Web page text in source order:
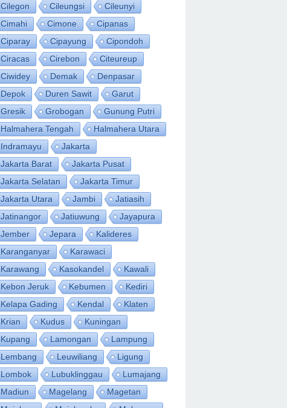
Cilegon
Cileungsi
Cileunyi
Cimahi
Cimone
Cipanas
Ciparay
Cipayung
Cipondoh
Ciracas
Cirebon
Citeureup
Ciwidey
Demak
Denpasar
Depok
Duren Sawit
Garut
Gresik
Grobogan
Gunung Putri
Halmahera Tengah
Halmahera Utara
Indramayu
Jakarta
Jakarta Barat
Jakarta Pusat
Jakarta Selatan
Jakarta Timur
Jakarta Utara
Jambi
Jatiasih
Jatinangor
Jatiuwung
Jayapura
Jember
Jepara
Kalideres
Karanganyar
Karawaci
Karawang
Kasokandel
Kawali
Kebon Jeruk
Kebumen
Kediri
Kelapa Gading
Kendal
Klaten
Krian
Kudus
Kuningan
Kupang
Lamongan
Lampung
Lembang
Leuwiliang
Ligung
Lombok
Lubuklinggau
Lumajang
Madiun
Magelang
Magetan